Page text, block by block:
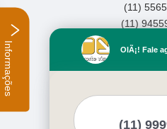
(11)
(11)
Home
Serviços
OlÃ¡! Fale
Informações